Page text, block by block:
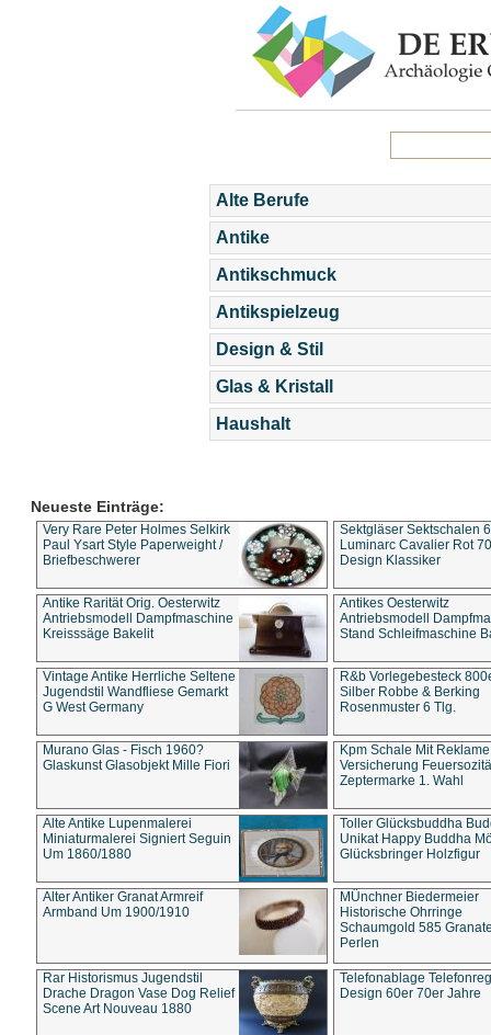
Alte Berufe
Antike
Antikschmuck
Antikspielzeug
Design & Stil
Glas & Kristall
Haushalt
Neueste Einträge:
Very Rare Peter Holmes Selkirk
Paul Ysart Style Paperweight /
Briefbeschwerer
Sektgläser Sektschalen
Luminarc Cavalier Rot
Design Klassiker
Antike Rarität Orig. Oesterwitz
Antriebsmodell Dampfmaschine
Kreisssäge Bakelit
Antikes Oesterwitz
Antriebsmodell
Stand Schleifmaschine
Vintage Antike Herrliche Seltene
Jugendstil Wandfliese Gemarkt
G West Germany
R&b Vorlegebesteck
Silber Robbe & Berking
Rosenmuster 6 Tlg.
Murano Glas - Fisch 1960?
Glaskunst Glasobjekt Mille Fiori
Kpm Schale Mit Reklame
Versicherung
Zeptermarke 1. Wahl
Alte Antike Lupenmalerei
Miniaturmalerei Signiert Seguin
Um 1860/1880
Toller Glücksbuddha
Unikat Happy Buddha
Glücksbringer Holzfigur
Alter Antiker Granat Armreif
Armband Um 1900/1910
MÜnchner Biedermeier
Historische Ohrringe
Schaumgold 585
Perlen
Rar Historismus Jugendstil
Drache Dragon Vase Dog Relief
Scene Art Nouveau 1880
Telefonablage
Design 60er 70er Jahre